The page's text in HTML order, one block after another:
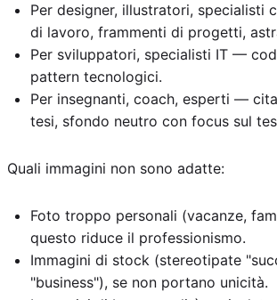
Per designer, illustratori, specialisti
di lavoro, frammenti di progetti,
Per sviluppatori, specialisti IT —
pattern tecnologici.
Per insegnanti, coach, esperti —
tesi, sfondo neutro con focus sul
Quali immagini non sono adatte:
Foto troppo personali (vacanze,
questo riduce il professionismo.
Immagini di stock (stereotipate
"business"), se non portano unicità.